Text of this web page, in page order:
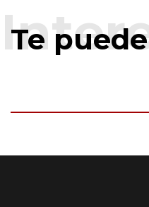
Te puede